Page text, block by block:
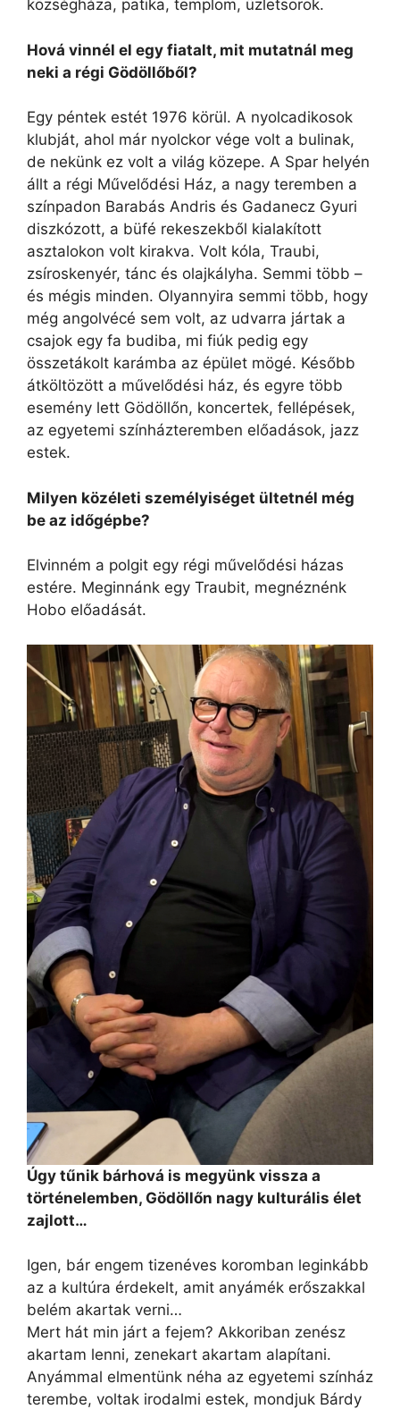
községháza, patika, templom, üzletsorok.
Hová vinnél el egy fiatalt, mit mutatnál meg
neki a régi Gödöllőből?
Egy péntek estét 1976 körül. A nyolcadikosok
klubját, ahol már nyolckor vége volt a bulinak,
de nekünk ez volt a világ közepe. A Spar helyén
állt a régi Művelődési Ház, a nagy teremben a
színpadon Barabás Andris és Gadanecz Gyuri
diszkózott, a büfé rekeszekből kialakított
asztalokon volt kirakva. Volt kóla, Traubi,
zsíroskenyér, tánc és olajkályha. Semmi több –
és mégis minden. Olyannyira semmi több, hogy
még angolvécé sem volt, az udvarra jártak a
csajok egy fa budiba, mi fiúk pedig egy
összetákolt karámba az épület mögé. Később
átköltözött a művelődési ház, és egyre több
esemény lett Gödöllőn, koncertek, fellépések,
az egyetemi színházteremben előadások, jazz
estek.
Milyen közéleti személyiséget ültetnél még
be az időgépbe?
Elvinném a polgit egy régi művelődési házas
estére. Meginnánk egy Traubit, megnéznénk
Hobo előadását.
Úgy tűnik bárhová is megyünk vissza a
történelemben, Gödöllőn nagy kulturális élet
zajlott…
Igen, bár engem tizenéves koromban leginkább
az a kultúra érdekelt, amit anyámék erőszakkal
belém akartak verni…
Mert hát min járt a fejem? Akkoriban zenész
akartam lenni, zenekart akartam alapítani.
Anyámmal elmentünk néha az egyetemi színház
terembe, voltak irodalmi estek, mondjuk Bárdy